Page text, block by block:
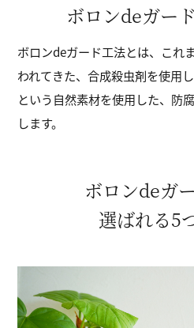
ボロンdeガー
ボロンdeガード工法とは、これ
われてきた、合成殺虫剤を使用
という自然素材を使用した、防
します。
ボロンdeガ
選ばれる5